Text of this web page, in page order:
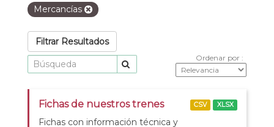
Mercancías
Filtrar Resultados
Ordenar por
Fichas de nuestros trenes
Fichas con información técnica y
CSV XLSX